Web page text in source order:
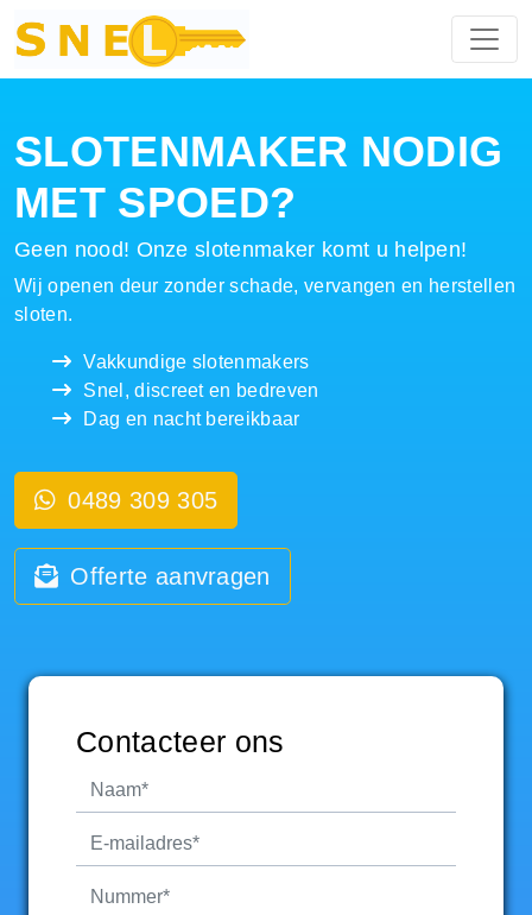
Hoofdnavigatie
SLOTENMAKER NODIG
MET SPOED?
Geen nood! Onze slotenmaker komt u helpen!
Wij openen deur zonder schade, vervangen en herstellen
sloten.
Vakkundige slotenmakers
Snel, discreet en bedreven
Dag en nacht bereikbaar
0489 309 305
Offerte aanvragen
Contacteer ons